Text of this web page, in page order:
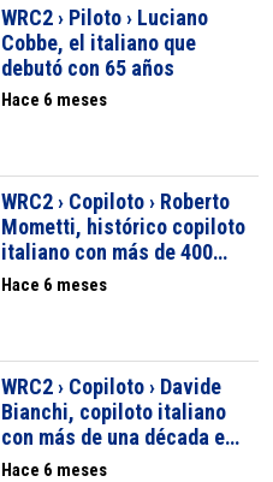
WRC2 › Piloto › Luciano
Cobbe, el italiano que
debutó con 65 años
Hace 6 meses
WRC2 › Copiloto › Roberto
Mometti, histórico copiloto
italiano con más de 400
rallyes disputados
Hace 6 meses
WRC2 › Copiloto › Davide
Bianchi, copiloto italiano
con más de una década en
los rallyes
Hace 6 meses